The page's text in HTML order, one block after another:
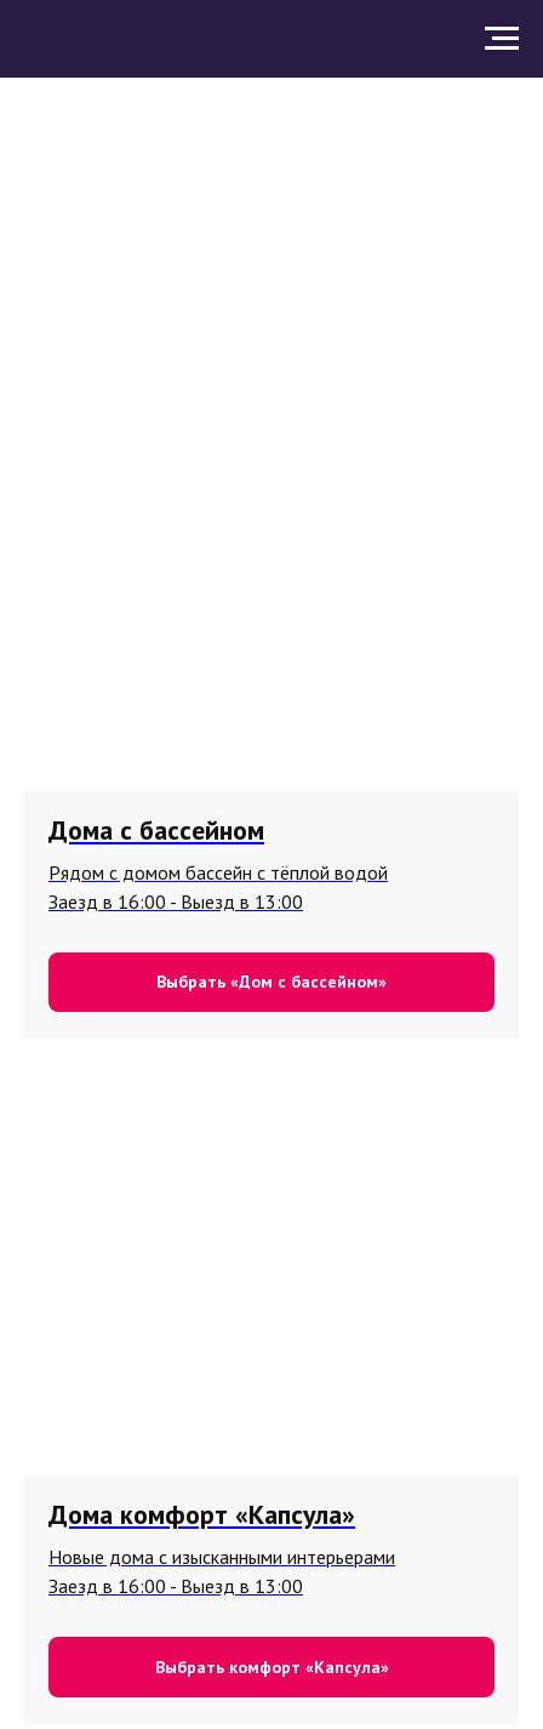
Дома с бассейном
Рядом с домом бассейн с тёплой водой
Заезд в 16:00 - Выезд в 13:00
Выбрать «Дом с бассейном»
Дома комфорт «Капсула»
Новые дома с изысканными интерьерами
Заезд в 16:00 - Выезд в 13:00
Выбрать комфорт «Капсула»